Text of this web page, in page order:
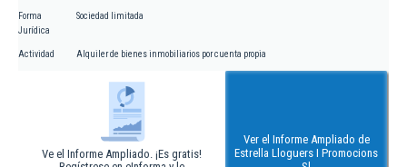
Forma
Jurídica
Sociedad limitada
Actividad Alquiler de bienes inmobiliarios por cuenta propia
Ve el Informe Ampliado. ¡Es gratis!
Ver el Informe Ampliado de
Estrella Lloguers I Promocions